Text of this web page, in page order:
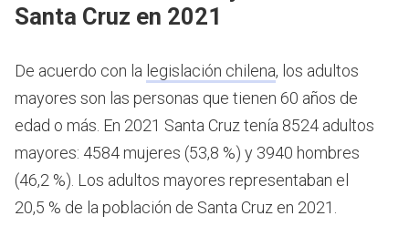
Santa Cruz en 2021
De acuerdo con la legislación chilena, los adultos
mayores son las personas que tienen 60 años de
edad o más. En 2021 Santa Cruz tenía 8524 adultos
mayores: 4584 mujeres (53,8 %) y 3940 hombres
(46,2 %). Los adultos mayores representaban el
20,5 % de la población de Santa Cruz en 2021.